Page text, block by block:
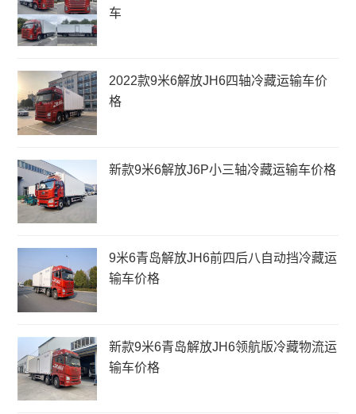
车
2022款9米6解放JH6四轴冷藏运输车价
格
新款9米6解放J6P小三轴冷藏运输车价格
9米6青岛解放JH6前四后八自动挡冷藏运
输车价格
新款9米6青岛解放JH6领航版冷藏物流运
输车价格